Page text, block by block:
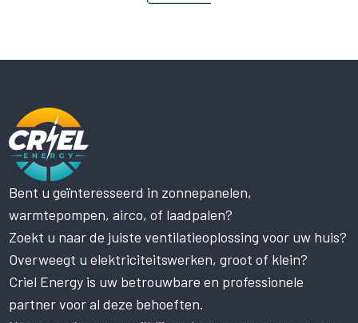
Bent u geïnteresseerd in zonnepanelen,
warmtepompen, airco, of laadpalen?
Zoekt u naar de juiste ventilatieoplossing voor uw huis?
Overweegt u elektriciteitswerken, groot of klein?
Criel Energy is uw betrouwbare en professionele
partner voor al deze behoeften.
Deze website maakt gebruik
van cookies.
Deze website gebruikt cookies om uw
gebruikerservaring te verbeteren. Door
onze website te gebruiken, stemt u in met
alle cookies in overeenstemming met ons
Cookiebeleid.Lees verder